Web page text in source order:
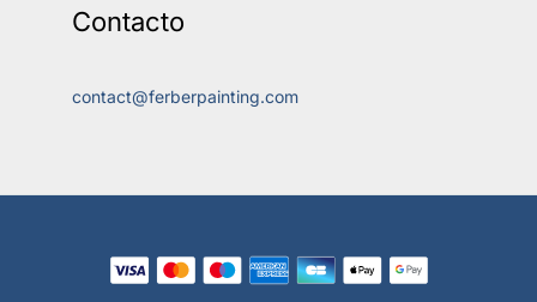
Contacto
contact@ferberpainting.com